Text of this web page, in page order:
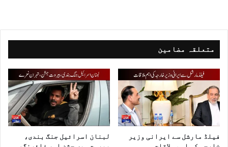
متعلقہ مضامین
فیلڈ مارشل سے ایرانی وزیر
لبنان اسرائیل جنگ بندی،